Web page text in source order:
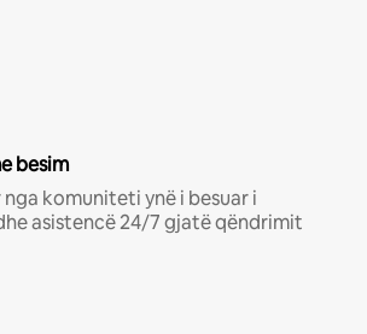
besim
nga komuniteti ynë i besuar i
asistencë 24/7 gjatë qëndrimit